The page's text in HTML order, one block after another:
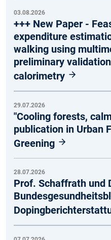
03.08.2026
+++ New Paper -
expenditure
walking using
preliminary
calorimetry
29.07.2026
"Cooling forests,
publication in Urban
Greening
28.07.2026
Prof. Schaffrath und